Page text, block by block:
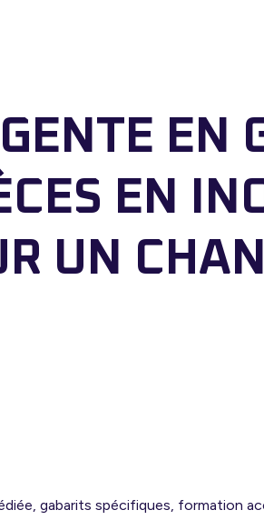
EN
EN
UN
gabarits spécifiques, formation